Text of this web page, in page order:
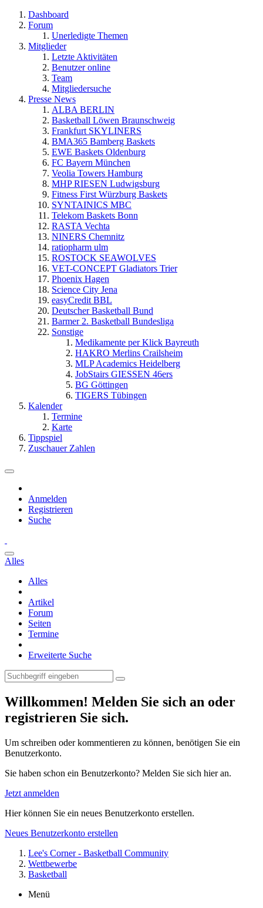
Dashboard
Forum
Unerledigte Themen
Mitglieder
Letzte Aktivitäten
Benutzer online
Team
Mitgliedersuche
Presse News
ALBA BERLIN
Basketball Löwen Braunschweig
Frankfurt SKYLINERS
BMA365 Bamberg Baskets
EWE Baskets Oldenburg
FC Bayern München
Veolia Towers Hamburg
MHP RIESEN Ludwigsburg
Fitness First Würzburg Baskets
SYNTAINICS MBC
Telekom Baskets Bonn
RASTA Vechta
NINERS Chemnitz
ratiopharm ulm
ROSTOCK SEAWOLVES
VET-CONCEPT Gladiators Trier
Phoenix Hagen
Science City Jena
easyCredit BBL
Deutscher Basketball Bund
Barmer 2. Basketball Bundesliga
Sonstige
Medikamente per Klick Bayreuth
HAKRO Merlins Crailsheim
MLP Academics Heidelberg
JobStairs GIESSEN 46ers
BG Göttingen
TIGERS Tübingen
Kalender
Termine
Karte
Tippspiel
Zuschauer Zahlen
Anmelden
Registrieren
Suche
Alles
Alles
Artikel
Forum
Seiten
Termine
Erweiterte Suche
Willkommen! Melden Sie sich an oder
registrieren Sie sich.
Um schreiben oder kommentieren zu können, benötigen Sie ein
Benutzerkonto.
Sie haben schon ein Benutzerkonto? Melden Sie sich hier an.
Jetzt anmelden
Hier können Sie ein neues Benutzerkonto erstellen.
Neues Benutzerkonto erstellen
Lee's Corner - Basketball Community
Wettbewerbe
Basketball
Menü